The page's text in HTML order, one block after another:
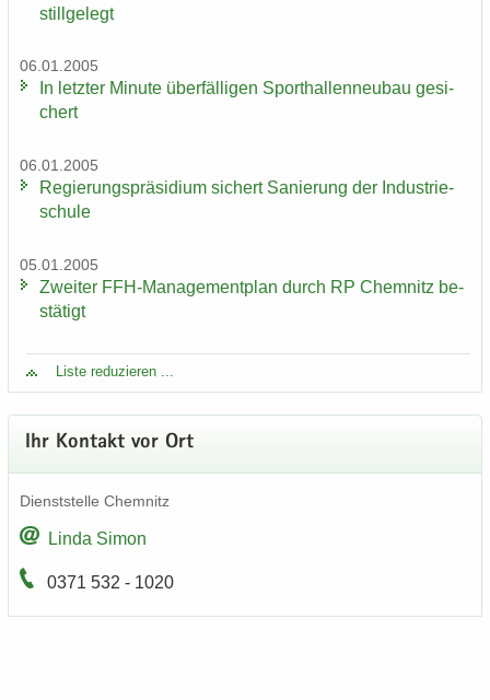
still­ge­legt
06.01.2005
In letz­ter Mi­nu­te über­fäl­li­gen Sport­hal­len­neu­bau ge­si­
chert
06.01.2005
Re­gie­rungs­prä­si­di­um si­chert Sa­nie­rung der In­dus­trie­
schu­le
05.01.2005
Zwei­ter FFH-​Managementplan durch RP Chem­nitz be­
stä­tigt
Liste re­du­zie­ren ...
Ihr Kon­takt vor Ort
Dienst­stel­le Chem­nitz
Linda Simon
0371 532 - 1020